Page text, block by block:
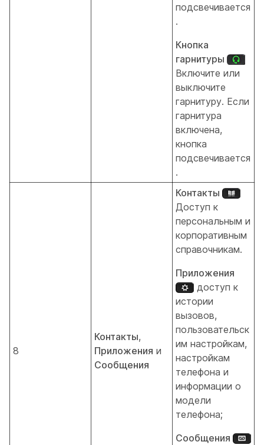
подсвечивается
.
Кнопка
гарнитуры
Включите или
выключите
гарнитуру. Если
гарнитура
включена,
кнопка
подсвечивается
.
8
Контакты,
Приложения и
Сообщения
Контакты
Доступ к
персональным и
корпоративным
справочникам.
Приложения
доступ к
истории
вызовов,
пользовательск
им настройкам,
настройкам
телефона и
информации о
модели
телефона;
Сообщения